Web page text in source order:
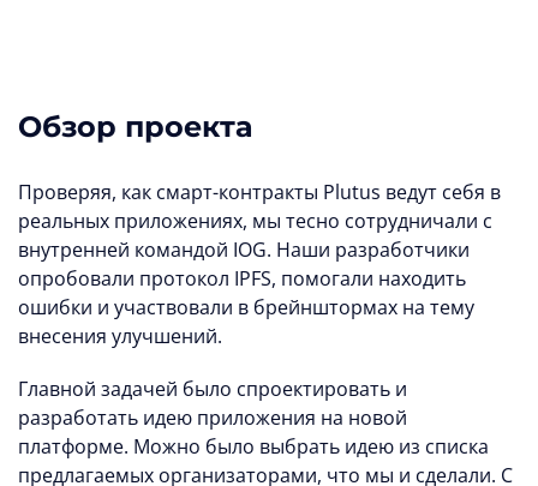
Обзор проекта
Проверяя, как смарт-контракты Plutus ведут себя в
реальных приложениях, мы тесно сотрудничали с
внутренней командой IOG. Наши разработчики
опробовали протокол IPFS, помогали находить
ошибки и участвовали в брейнштормах на тему
внесения улучшений.
Главной задачей было спроектировать и
разработать идею приложения на новой
платформе. Можно было выбрать идею из списка
предлагаемых организаторами, что мы и сделали. С